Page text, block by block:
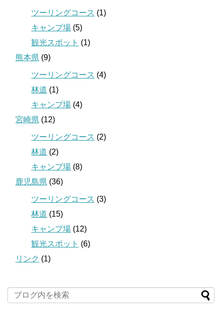
ツーリングコース (1)
キャンプ場 (5)
観光スポット (1)
熊本県 (9)
ツーリングコース (4)
林道 (1)
キャンプ場 (4)
宮崎県 (12)
ツーリングコース (2)
林道 (2)
キャンプ場 (8)
鹿児島県 (36)
ツーリングコース (3)
林道 (15)
キャンプ場 (12)
観光スポット (6)
リンク (1)